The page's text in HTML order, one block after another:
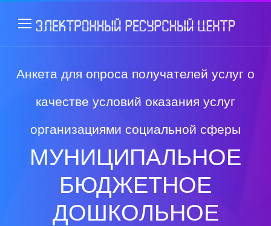
Анкета для опроса получателей услуг о
качестве условий оказания услуг
организациями социальной сферы
МУНИЦИПАЛЬНОЕ
БЮДЖЕТНОЕ
ДОШКОЛЬНОЕ